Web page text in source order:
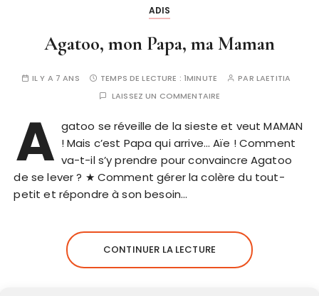
ADIS
Agatoo, mon Papa, ma Maman
IL Y A 7 ANS TEMPS DE LECTURE : 1MINUTE PAR LAETITIA
LAISSEZ UN COMMENTAIRE
A gatoo se réveille de la sieste et veut MAMAN
! Mais c’est Papa qui arrive… Aïe ! Comment
va-t-il s’y prendre pour convaincre Agatoo
de se lever ? ★ Comment gérer la colère du tout-
petit et répondre à son besoin…
CONTINUER LA LECTURE